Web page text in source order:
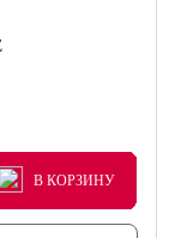
В КОРЗИНУ
В КОРЗИНУ
В КОРЗИНУ